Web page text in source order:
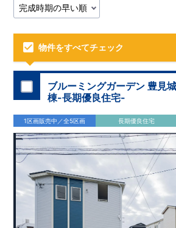
物件をすべてチェック
ブルーミングガーデン 豊見
棟-長期優良住宅-
1区画販売中／全5区画 長期優良住宅